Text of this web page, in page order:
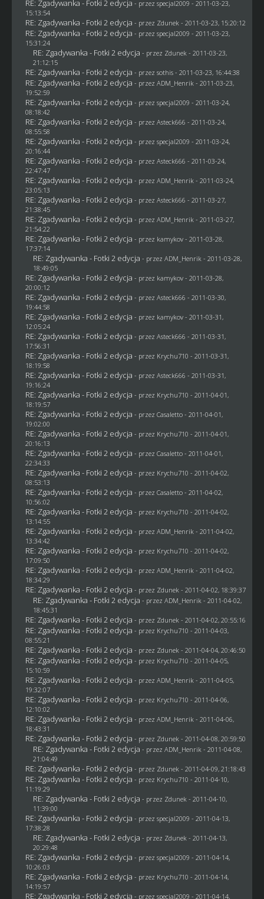
RE: Zgadywanka - Fotki 2 edycja - przez specjal2009 - 2011-03-23,
15:13:54
RE: Zgadywanka - Fotki 2 edycja - przez Zdunek - 2011-03-23, 15:20:12
RE: Zgadywanka - Fotki 2 edycja - przez specjal2009 - 2011-03-23,
15:31:24
RE: Zgadywanka - Fotki 2 edycja - przez Zdunek - 2011-03-23,
21:12:15
RE: Zgadywanka - Fotki 2 edycja - przez sothis- 2011-03-23, 16:44:38
RE: Zgadywanka - Fotki 2 edycja - przez ADM_Henrik - 2011-03-23,
19:52:59
RE: Zgadywanka - Fotki 2 edycja - przez specjal2009 - 2011-03-24,
08:18:42
RE: Zgadywanka - Fotki 2 edycja - przez Asteck666 - 2011-03-24,
08:55:58
RE: Zgadywanka - Fotki 2 edycja - przez specjal2009 - 2011-03-24,
20:16:44
RE: Zgadywanka - Fotki 2 edycja - przez Asteck666 - 2011-03-24,
22:47:47
RE: Zgadywanka - Fotki 2 edycja - przez ADM_Henrik - 2011-03-24,
23:05:13
RE: Zgadywanka - Fotki 2 edycja - przez Asteck666 - 2011-03-27,
21:38:45
RE: Zgadywanka - Fotki 2 edycja - przez ADM_Henrik - 2011-03-27,
21:54:22
RE: Zgadywanka - Fotki 2 edycja - przez kamykov- 2011-03-28,
17:37:14
RE: Zgadywanka - Fotki 2 edycja - przez ADM_Henrik - 2011-03-28,
18:49:05
RE: Zgadywanka - Fotki 2 edycja - przez kamykov- 2011-03-28,
20:00:12
RE: Zgadywanka - Fotki 2 edycja - przez Asteck666 - 2011-03-30,
19:44:58
RE: Zgadywanka - Fotki 2 edycja - przez kamykov- 2011-03-31,
12:05:24
RE: Zgadywanka - Fotki 2 edycja - przez Asteck666 - 2011-03-31,
17:56:31
RE: Zgadywanka - Fotki 2 edycja - przez Krychu710 - 2011-03-31,
18:19:58
RE: Zgadywanka - Fotki 2 edycja - przez Asteck666 - 2011-03-31,
19:16:24
RE: Zgadywanka - Fotki 2 edycja - przez Krychu710 - 2011-04-01,
18:19:57
RE: Zgadywanka - Fotki 2 edycja - przez Casaletto- 2011-04-01,
19:02:00
RE: Zgadywanka - Fotki 2 edycja - przez Krychu710 - 2011-04-01,
20:16:13
RE: Zgadywanka - Fotki 2 edycja - przez Casaletto- 2011-04-01,
22:34:33
RE: Zgadywanka - Fotki 2 edycja - przez Krychu710 - 2011-04-02,
08:53:13
RE: Zgadywanka - Fotki 2 edycja - przez Casaletto- 2011-04-02,
10:56:02
RE: Zgadywanka - Fotki 2 edycja - przez Krychu710 - 2011-04-02,
13:14:55
RE: Zgadywanka - Fotki 2 edycja - przez ADM_Henrik - 2011-04-02,
13:34:42
RE: Zgadywanka - Fotki 2 edycja - przez Krychu710 - 2011-04-02,
17:09:50
RE: Zgadywanka - Fotki 2 edycja - przez ADM_Henrik - 2011-04-02,
18:34:29
RE: Zgadywanka - Fotki 2 edycja - przez Zdunek - 2011-04-02, 18:39:37
RE: Zgadywanka - Fotki 2 edycja - przez ADM_Henrik - 2011-04-02,
18:45:31
RE: Zgadywanka - Fotki 2 edycja - przez Zdunek - 2011-04-02, 20:55:16
RE: Zgadywanka - Fotki 2 edycja - przez Krychu710 - 2011-04-03,
08:55:21
RE: Zgadywanka - Fotki 2 edycja - przez Zdunek - 2011-04-04, 20:46:50
RE: Zgadywanka - Fotki 2 edycja - przez Krychu710 - 2011-04-05,
15:10:59
RE: Zgadywanka - Fotki 2 edycja - przez ADM_Henrik - 2011-04-05,
19:32:07
RE: Zgadywanka - Fotki 2 edycja - przez Krychu710 - 2011-04-06,
12:10:02
RE: Zgadywanka - Fotki 2 edycja - przez ADM_Henrik - 2011-04-06,
18:43:31
RE: Zgadywanka - Fotki 2 edycja - przez Zdunek - 2011-04-08, 20:59:50
RE: Zgadywanka - Fotki 2 edycja - przez ADM_Henrik - 2011-04-08,
21:04:49
RE: Zgadywanka - Fotki 2 edycja - przez Zdunek - 2011-04-09, 21:18:43
RE: Zgadywanka - Fotki 2 edycja - przez Krychu710 - 2011-04-10,
11:19:29
RE: Zgadywanka - Fotki 2 edycja - przez Zdunek - 2011-04-10,
11:39:00
RE: Zgadywanka - Fotki 2 edycja - przez specjal2009 - 2011-04-13,
17:38:28
RE: Zgadywanka - Fotki 2 edycja - przez Zdunek - 2011-04-13,
20:29:48
RE: Zgadywanka - Fotki 2 edycja - przez specjal2009 - 2011-04-14,
10:26:03
RE: Zgadywanka - Fotki 2 edycja - przez Krychu710 - 2011-04-14,
14:19:57
RE: Zgadywanka - Fotki 2 edycja - przez specjal2009 - 2011-04-14,